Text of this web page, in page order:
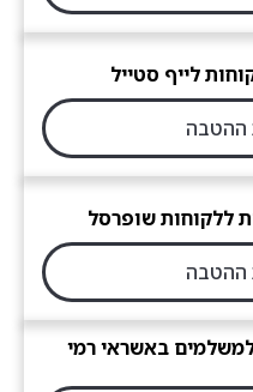
לייף סטייל
ההטבה
ללקוחות שופרסל
ההטבה
65 ש"ח למשלמים באשראי רמי